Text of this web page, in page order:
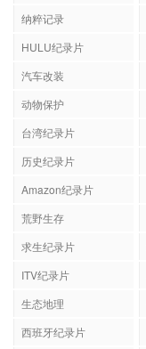
纳粹记录
HULU纪录片
汽车改装
动物保护
台湾纪录片
历史纪录片
Amazon纪录片
荒野生存
求生纪录片
ITV纪录片
生态地理
西班牙纪录片